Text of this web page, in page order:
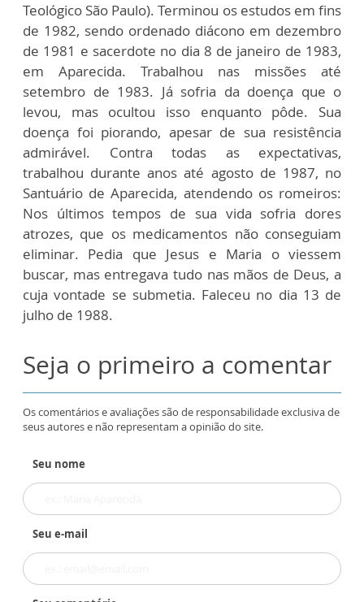
Teológico São Paulo). Terminou os estudos em fins
de 1982, sendo ordenado diácono em dezembro
de 1981 e sacerdote no dia 8 de janeiro de 1983,
em Aparecida. Trabalhou nas missões até
setembro de 1983. Já sofria da doença que o
levou, mas ocultou isso enquanto pôde. Sua
doença foi piorando, apesar de sua resistência
admirável. Contra todas as expectativas,
trabalhou durante anos até agosto de 1987, no
Santuário de Aparecida, atendendo os romeiros:
Nos últimos tempos de sua vida sofria dores
atrozes, que os medicamentos não conseguiam
eliminar. Pedia que Jesus e Maria o viessem
buscar, mas entregava tudo nas mãos de Deus, a
cuja vontade se submetia. Faleceu no dia 13 de
julho de 1988.
Seja o primeiro a comentar
Os comentários e avaliações são de responsabilidade exclusiva de
seus autores e não representam a opinião do site.
Seu nome
Seu e-mail